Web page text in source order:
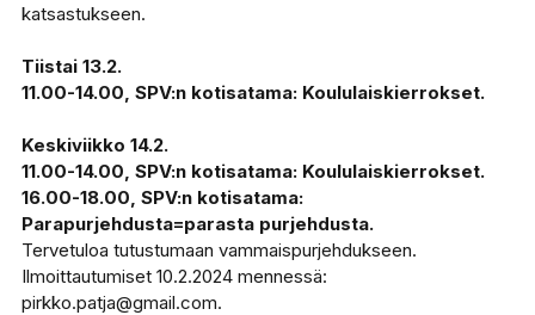
katsastukseen.
Tiistai 13.2.
11.00-14.00, SPV:n kotisatama: Koululaiskierrokset.
Keskiviikko 14.2.
11.00-14.00, SPV:n kotisatama: Koululaiskierrokset.
16.00-18.00, SPV:n kotisatama:
Parapurjehdusta=parasta purjehdusta.
Tervetuloa tutustumaan vammaispurjehdukseen.
Ilmoittautumiset 10.2.2024 mennessä:
pirkko.patja@gmail.com.